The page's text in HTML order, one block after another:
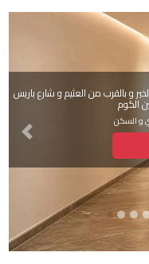
الخير و بالقرب من العثيم و شارع باريس
الكوم
و السكن
Next